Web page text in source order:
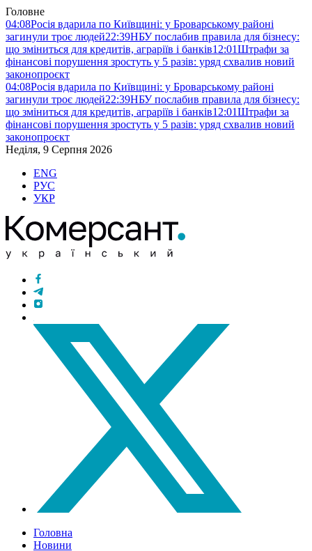
Головне
04:08Росія вдарила по Київщині: у Броварському районі
загинули троє людей22:39НБУ послабив правила для бізнесу:
що зміниться для кредитів, аграріїв і банків12:01Штрафи за
фінансові порушення зростуть у 5 разів: уряд схвалив новий
законопроєкт
04:08Росія вдарила по Київщині: у Броварському районі
загинули троє людей22:39НБУ послабив правила для бізнесу:
що зміниться для кредитів, аграріїв і банків12:01Штрафи за
фінансові порушення зростуть у 5 разів: уряд схвалив новий
законопроєкт
Неділя, 9 Серпня 2026
ENG
РУС
УКР
Головна
Новини